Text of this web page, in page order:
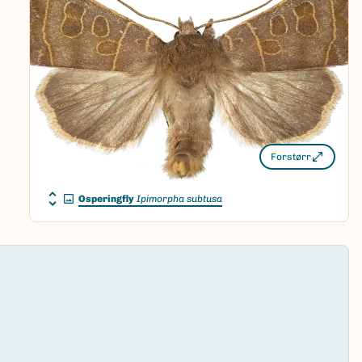
Forstørr
Osperingfly Ipimorpha subtusa